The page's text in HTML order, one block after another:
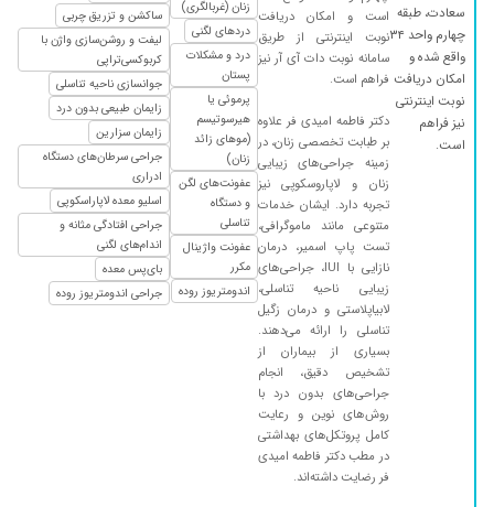
عالی هستن ۱۴۰۰/۰۹/۱۱
عالی بودن
بسیار عالی ۱۴۰۱/۰۴/۱۴
عالی بودن هم رفتارشون هم کارشون ۱۴۰۰/۰۷/۲۵
من حامله بودم رفتم تحت نظرشدم فقط ۱۴۰۰/۰۲/۰۴
عااالی بود ۱۴۰۱/۰۶/۲۸
کاربلد ۱۴۰۱/۰۳/۱۶
عالیه خانم دکتر ۱۴۰۱/۰۲/۲۶
تازه یک جلسه رفتم ۱۴۰۰/۱۰/۱۴
شنبه با ایشون زایمان دارم
عدم رضایت
عالی بودند
عالی هستن
سعادت، طبقه
چهارم واحد ۳۴
واقع شده و
امکان دریافت
نوبت اینترنتی
نیز فراهم
است.
است و امکان دریافت
نوبت اینترنتی از طریق
سامانه نوبت دات آی آر نیز
فراهم است.
دکتر فاطمه امیدی فر علاوه
بر طبابت تخصصی زنان، در
زمینه جراحی‌های زیبایی
زنان و لاپاروسکوپی نیز
تجربه دارد. ایشان خدمات
متنوعی مانند ماموگرافی،
تست پاپ اسمیر، درمان
نازایی با IUI، جراحی‌های
زیبایی ناحیه تناسلی،
لابیاپلاستی و درمان زگیل
تناسلی را ارائه می‌دهند.
بسیاری از بیماران از
تشخیص دقیق، انجام
جراحی‌های بدون درد با
روش‌های نوین و رعایت
کامل پروتکل‌های بهداشتی
در مطب دکتر فاطمه امیدی
فر رضایت داشته‌اند.
زنان (غربالگری)
دردهای لگنی
درد و مشکلات
پستان
پرموئی یا
هیرسوتیسم
(موهای زائد
زنان)
عفونت‌های لگن
و دستگاه
تناسلی
عفونت واژینال
مکرر
اندومتریوز روده
ساکشن و تزریق چربی
لیفت و روشن‌سازی واژن با
کربوکسی‌تراپی
جوانسازی ناحیه تناسلی
زایمان طبیعی بدون درد
زایمان سزارین
جراحی سرطان‌های دستگاه
ادراری
اسلیو معده لاپاراسکوپی
جراحی افتادگی مثانه و
اندام‌های لگنی
بای‌پس معده
جراحی اندومتریوز روده